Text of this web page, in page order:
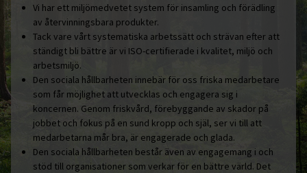
Vi har ett miljömedvetet system för insamling och förädling
av återvinningsbara produkter.
Tack vare vårt systematiska arbetssätt och strävan efter att
ständigt bli bättre är vi ISO-certifierade i kvalitet, miljö och
arbetsmiljö.
Den sociala hållbarheten innebär för oss friska medarbetare
som får möjlighet att utvecklas och engagera sig i
koncernen. Genom friskvård, förebyggande av skador på
jobbet och fokus på en sund kropp och själ, ser vi till att
medarbetarna mår bra, är engagerade och glada.
Den sociala hållbarheten består även av engagemang i och
stöd till organisationer som verkar för en bättre värld. Det